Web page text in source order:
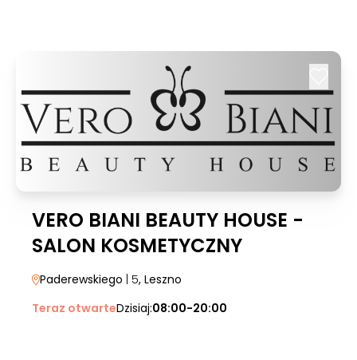
VERO BIANI BEAUTY HOUSE -
SALON KOSMETYCZNY
Paderewskiego | 5, Leszno
Teraz otwarteDzisiaj:08:00-20:00